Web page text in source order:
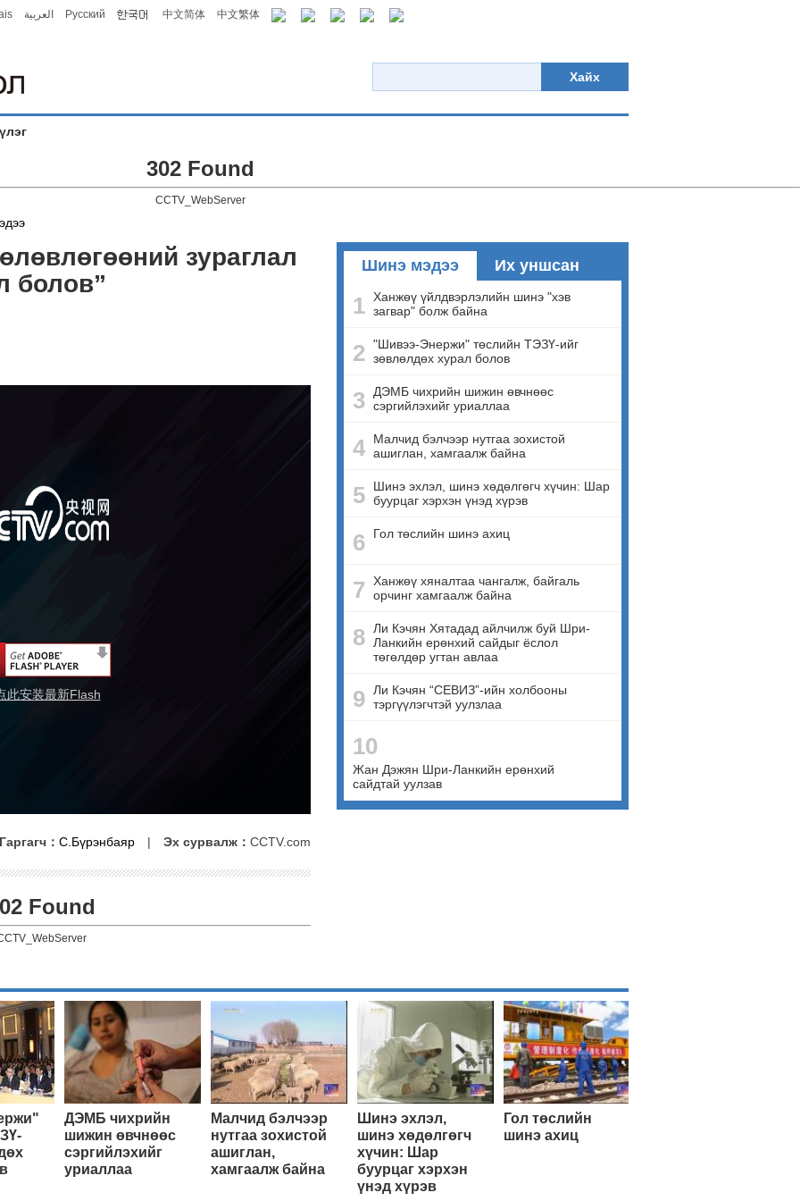
العربية Русский 中文简体 中文繁体
Хайх
302 Found
CCTV_WebServer
зураглал
болов”
此安装最新Flash
Гаргагч： С.Бүрэнбаяр | Эх сурвалж： CCTV.com
Found
Шинэ мэдээ Их уншсан
1 Ханжөү үйлдвэрлэлийн шинэ "хэв
загвар" болж байна
2 "Шивээ-Энержи" төслийн ТЭЗҮ-ийг
зөвлөлдөх хурал болов
3
ДЭМБ чихрийн шижин өвчнөөс
сэргийлэхийг уриаллаа
4
Малчид бэлчээр нутгаа зохистой
ашиглан, хамгаалж байна
5
Шинэ эхлэл, шинэ хөдөлгөгч хүчин: Шар
буурцаг хэрхэн үнэд хүрэв
6 Гол төслийн шинэ ахиц
7
Ханжөү хяналтаа чангалж, байгаль
орчинг хамгаалж байна
8
Ли Кэчян Хятадад айлчилж буй Шри-
Ланкийн ерөнхий сайдыг ёслол
төгөлдөр угтан авлаа
9
Ли Кэчян “СЕВИЗ”-ийн холбооны
тэргүүлэгчтэй уулзлаа
10
Жан Дэжян Шри-Ланкийн ерөнхий
сайдтай уулзав
ДЭМБ чихрийн
шижин өвчнөөс
сэргийлэхийг
уриаллаа
Малчид бэлчээр
нутгаа зохистой
ашиглан,
хамгаалж байна
Шинэ эхлэл,
шинэ хөдөлгөгч
хүчин: Шар
буурцаг хэрхэн
үнэд хүрэв
Гол төслийн
шинэ ахиц